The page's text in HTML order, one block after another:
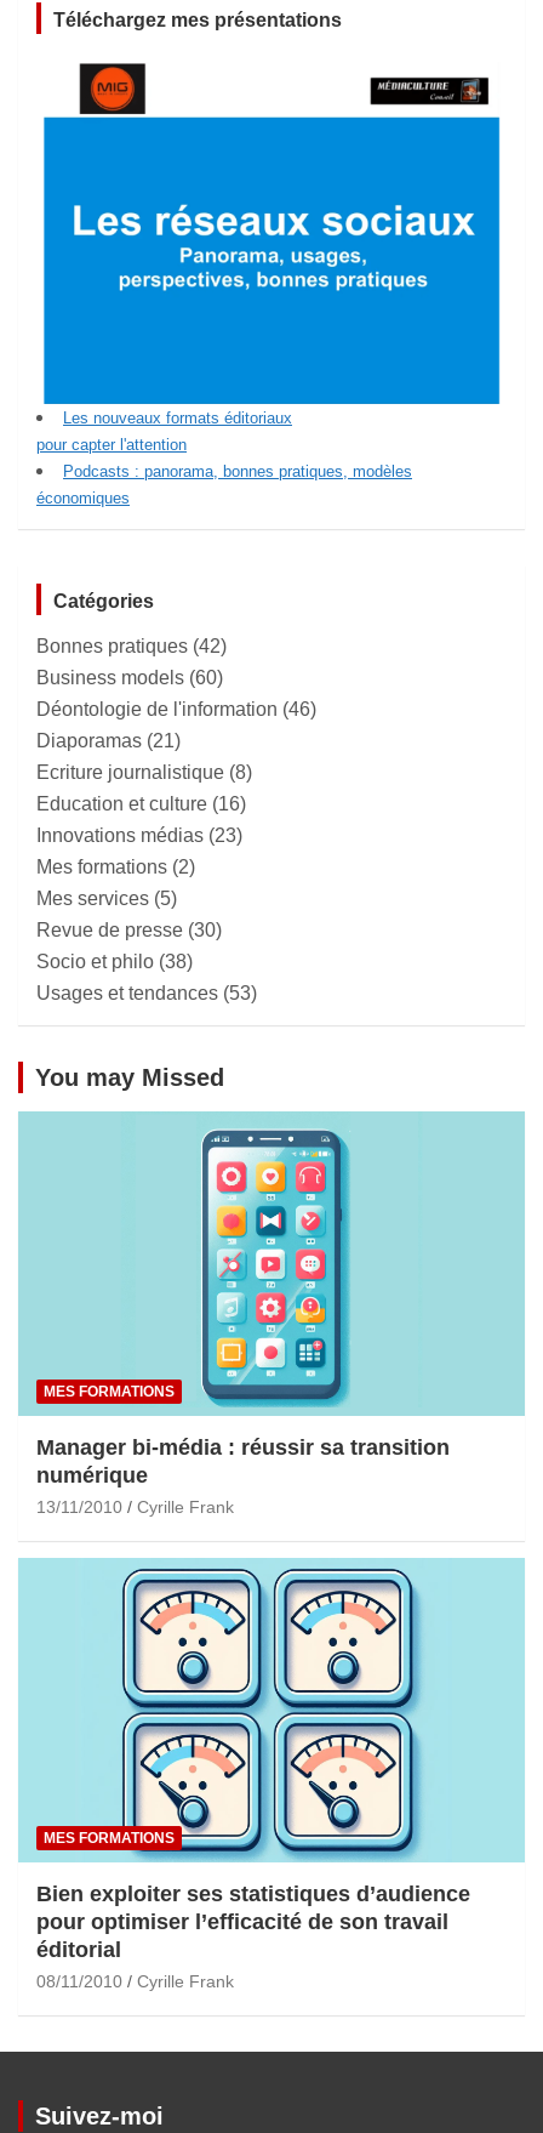
Téléchargez mes présentations
Les nouveaux formats éditoriaux
pour capter l'attention
Podcasts : panorama, bonnes pratiques, modèles
économiques
Catégories
Bonnes pratiques (42)
Business models (60)
Déontologie de l'information (46)
Diaporamas (21)
Ecriture journalistique (8)
Education et culture (16)
Innovations médias (23)
Mes formations (2)
Mes services (5)
Revue de presse (30)
Socio et philo (38)
Usages et tendances (53)
You may Missed
MES FORMATIONS
Manager bi-média : réussir sa transition
numérique
13/11/2010 Cyrille Frank
MES FORMATIONS
Bien exploiter ses statistiques d’audience
pour optimiser l’efficacité de son travail
éditorial
08/11/2010 Cyrille Frank
Suivez-moi